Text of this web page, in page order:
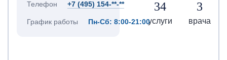
Телефон +7 (495) 154-**-**
График работы Пн-Сб: 8:00-21:00
34
услуги
3
врача